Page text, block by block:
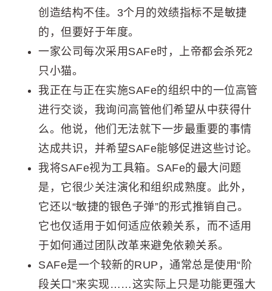
创造结构不佳。3个月的效绩指标不是敏捷
的，但要好于年度。
一家公司每次采用SAFe时，上帝都会杀死2
只小猫。
我正在与正在实施SAFe的组织中的一位高管
进行交谈，我询问高管他们希望从中获得什
么。他说，他们无法就下一步最重要的事情
达成共识，并希望SAFe能够促进这些讨论。
我将SAFe视为工具箱。SAFe的最大问题
是，它很少关注演化和组织成熟度。此外，
它还以“敏捷的银色子弹”的形式推销自己。
它也仅适用于如何适应依赖关系，而不适用
于如何通过团队改革来避免依赖关系。
SAFe是一个较新的RUP，通常总是使用“阶
段关口”来实现……这实际上只是功能更强大